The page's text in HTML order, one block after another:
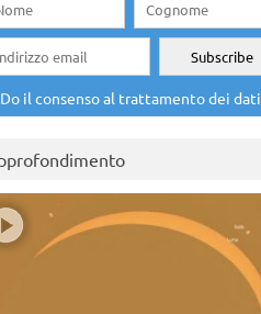
Do il consenso al trattamento dei dati